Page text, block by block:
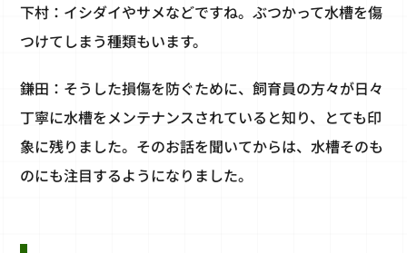
下村：イシダイやサメなどですね。ぶつかって水槽を傷
つけてしまう種類もいます。
鎌田：そうした損傷を防ぐために、飼育員の方々が日々
丁寧に水槽をメンテナンスされていると知り、とても印
象に残りました。そのお話を聞いてからは、水槽そのも
のにも注目するようになりました。